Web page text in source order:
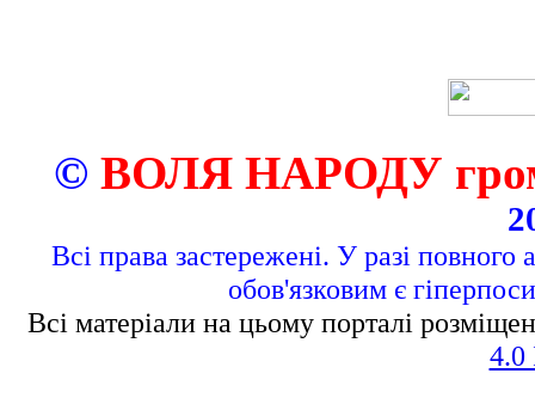
© ВОЛЯ НАРОДУ
Всі права застережені. У разі повного
обов'язковим є
Всі матеріали на цьому порталі
4.0